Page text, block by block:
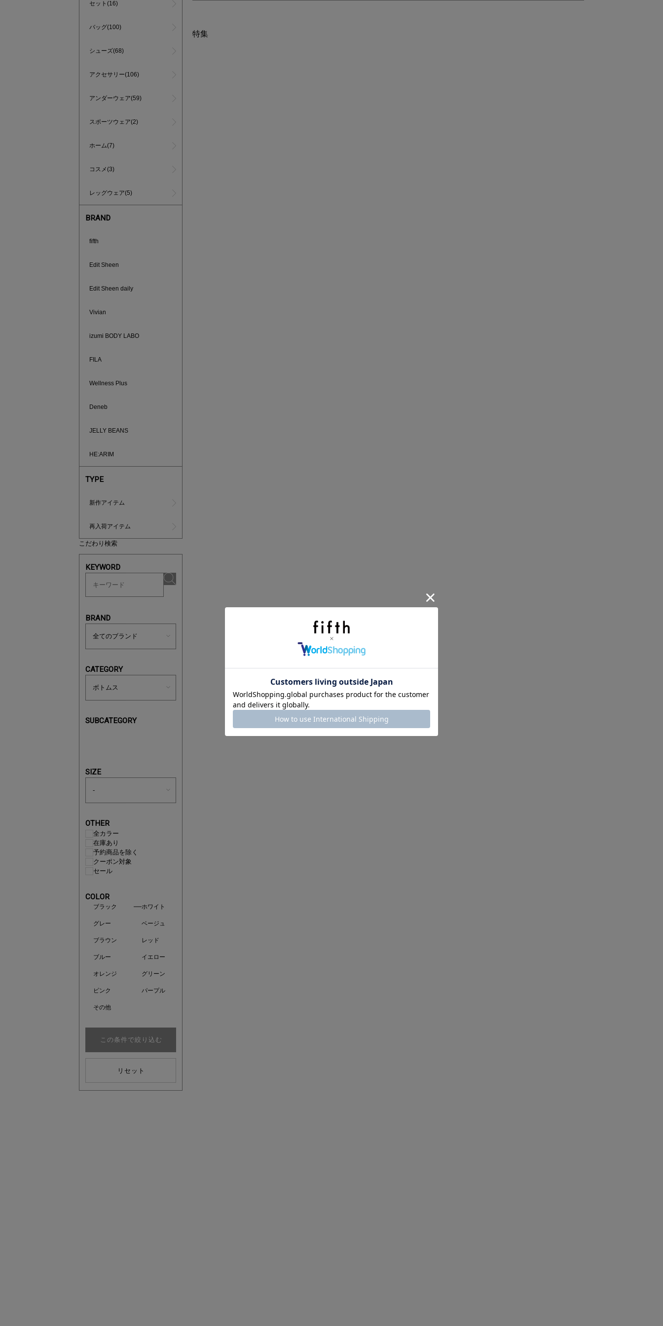
セット(16)
バッグ(100)
シューズ(68)
アクセサリー(106)
アンダーウェア(59)
スポーツウェア(2)
ホーム(7)
コスメ(3)
レッグウェア(5)
BRAND
fifth
Edit Sheen
Edit Sheen daily
Vivian
izumi BODY LABO
FILA
Wellness Plus
Deneb
JELLY BEANS
HE:ARIM
TYPE
新作アイテム
再入荷アイテム
こだわり検索
KEYWORD
BRAND
CATEGORY
SUBCATEGORY
SIZE
OTHER
全カラー
在庫あり
予約商品を除く
クーポン対象
セール
COLOR
ブラック ホワイト
グレー ベージュ
ブラウン レッド
ブルー イエロー
オレンジ グリーン
ピンク パープル
その他
この条件で絞り込む
リセット
特集
買えば買うほどお得! 最大半額クーポン